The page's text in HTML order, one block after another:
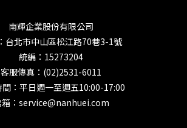
南輝企業股份有限公司
台北市中山區松江路70巷3-1號
統編：15273204
客服傳真：(02)2531-6011
：平日週一至週五10:00-17:00
箱：service@nanhuei.com